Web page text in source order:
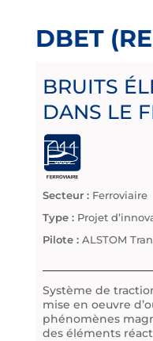
DBET
BRUITS
DANS LE
Secteur : Ferroviaire
Type : Projet
Pilote : ALSTOM
Système de
mise en oeuvre
phénomènes
des éléments